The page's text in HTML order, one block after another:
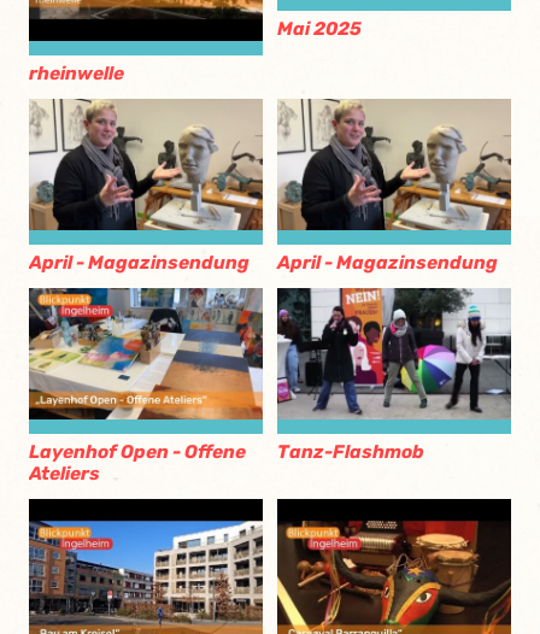
rheinwelle
Mai 2025
April - Magazinsendung April - Magazinsendung
Layenhof Open - Offene
Ateliers
Tanz-Flashmob